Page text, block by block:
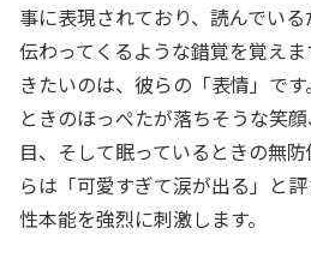
事に表現されており、読んでい
伝わってくるような錯覚を覚え
きたいのは、彼らの「表情」で
ときのほっぺたが落ちそうな笑
目、そして眠っているときの無
らは「可愛すぎて涙が出る」と
性本能を強烈に刺激します。